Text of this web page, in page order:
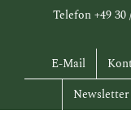
Telefon +49 30
E-Mail
Newsletter